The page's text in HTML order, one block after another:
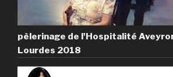
pèlerinage de l'Hospitalité
Lourdes 2018